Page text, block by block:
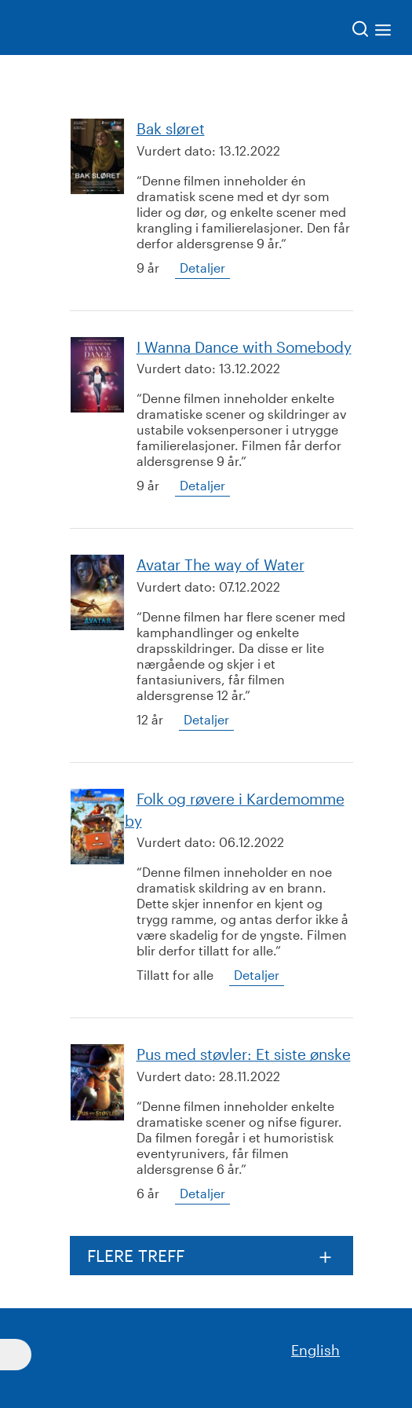
Bak sløret
Vurdert dato: 13.12.2022
Denne filmen inneholder én
dramatisk scene med et dyr som
lider og dør, og enkelte scener med
krangling i familierelasjoner. Den får
derfor aldersgrense 9 år.
9 år
Detaljer
I Wanna Dance with Somebody
Vurdert dato: 13.12.2022
Denne filmen inneholder enkelte
dramatiske scener og skildringer av
ustabile voksenpersoner i utrygge
familierelasjoner. Filmen får derfor
aldersgrense 9 år.
9 år
Detaljer
Avatar The way of Water
Vurdert dato: 07.12.2022
Denne filmen har flere scener med
kamphandlinger og enkelte
drapsskildringer. Da disse er lite
nærgående og skjer i et
fantasiunivers, får filmen
aldersgrense 12 år.
12 år
Detaljer
Folk og røvere i Kardemomme
by
Vurdert dato: 06.12.2022
Denne filmen inneholder en noe
dramatisk skildring av en brann.
Dette skjer innenfor en kjent og
trygg ramme, og antas derfor ikke å
være skadelig for de yngste. Filmen
blir derfor tillatt for alle.
Tillatt for alle
Detaljer
Pus med støvler: Et siste ønske
Vurdert dato: 28.11.2022
Denne filmen inneholder enkelte
dramatiske scener og nifse figurer.
Da filmen foregår i et humoristisk
eventyrunivers, får filmen
aldersgrense 6 år.
6 år
Detaljer
FLERE TREFF
English